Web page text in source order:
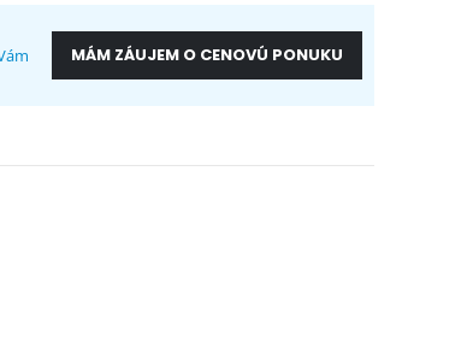
MÁM ZÁUJEM O CENOVÚ PONUKU